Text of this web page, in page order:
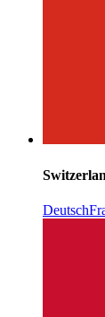
Deutsch